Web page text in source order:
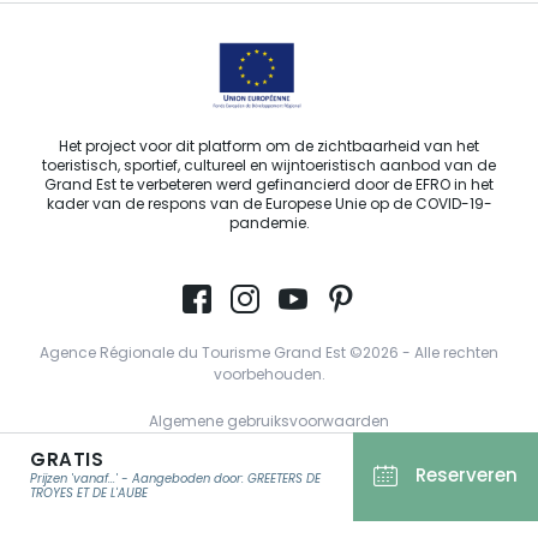
GRATIS
Prijzen 'vanaf...' - Aangeboden door: GREETERS DE
TROYES ET DE L'AUBE
Reserveren
Het project voor dit platform om de zichtbaarheid van het
toeristisch, sportief, cultureel en wijntoeristisch aanbod van de
Grand Est te verbeteren werd gefinancierd door de EFRO in het
kader van de respons van de Europese Unie op de COVID-19-
pandemie.
Agence Régionale du Tourisme Grand Est ©2026 - Alle rechten
voorbehouden.
Algemene gebruiksvoorwaarden